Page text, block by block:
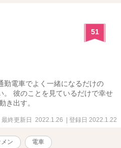
51
勤電車でよく一緒になるだけの
。 彼のことを見ているだけで幸せ
き出す。
| 最終更新日 2022.1.26 | 登録日 2022.1.22
ン 電車